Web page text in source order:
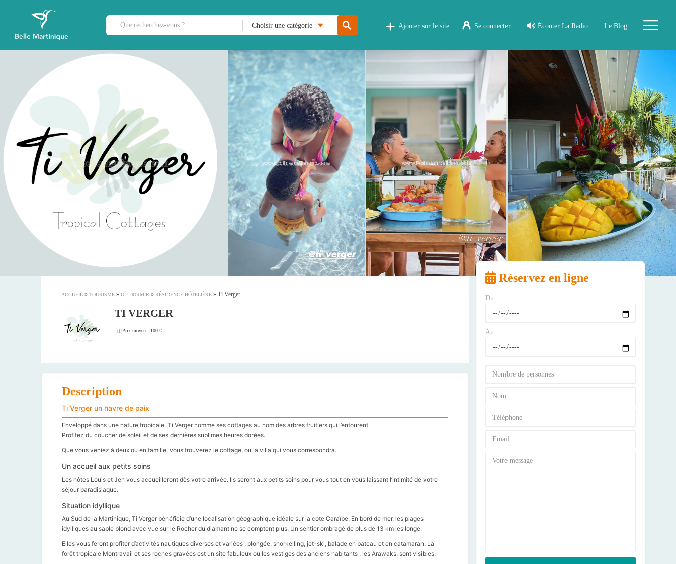
Choisir une catégorie Ajouter sur le site Se connecter Écouter La Radio Le Blog
ACCUEIL » TOURISME » OÙ DORMIR » RÉSIDENCE HÔTELIÈRE » Ti Verger
TI VERGER
(1)Prix moyen : 100 €
Description
Ti Verger un havre de paix
Enveloppé dans une nature tropicale, Ti Verger nomme ses cottages au nom des arbres fruitiers qui l’entourent.
Profitez du coucher de soleil et de ses dernières sublimes heures dorées.
Que vous veniez à deux ou en famille, vous trouverez le cottage, ou la villa qui vous correspondra.
Un accueil aux petits soins
Les hôtes Louis et Jen vous accueilleront dès votre arrivée. Ils seront aux petits soins pour vous tout en vous laissant l’intimité de votre
séjour paradisiaque.
Situation idyllique
Au Sud de la Martinique, Ti Verger bénéficie d’une localisation géographique idéale sur la cote Caraïbe. En bord de mer, les plages
idylliques au sable blond avec vue sur le Rocher du diamant ne se comptent plus. Un sentier ombragé de plus de 13 km les longe.
Elles vous feront profiter d’activités nautiques diverses et variées : plongée, snorkelling, jet-ski, balade en bateau et en catamaran. La
forêt tropicale Montravail et ses roches gravées est un site fabuleux ou les vestiges des anciens habitants : les Arawaks, sont visibles.
Réservez en ligne
Du
Au